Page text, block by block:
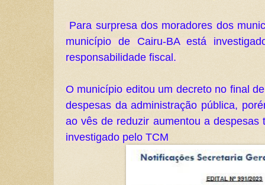
município de Cairu-BA está
responsabilidade fiscal.
O município editou um decreto no final
despesas da administração pública,
ao vês de reduzir aumentou a
investigado pelo TCM